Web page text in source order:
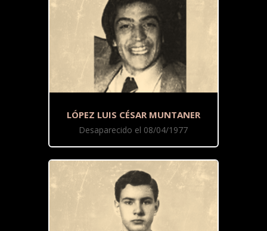
LÓPEZ LUIS CÉSAR MUNTANER
Desaparecido el 08/04/1977